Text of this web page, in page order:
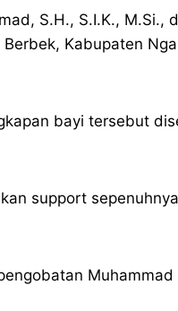
S.H., S.I.K.,
Kabupaten
bayi tersebut
support